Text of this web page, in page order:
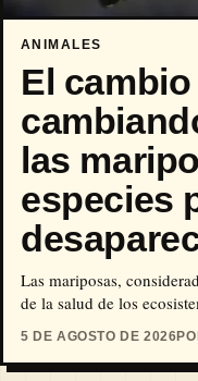
ANIMALES
El
las
especies
Las mariposas,
de la salud de los
5 DE AGOSTO DE 2026